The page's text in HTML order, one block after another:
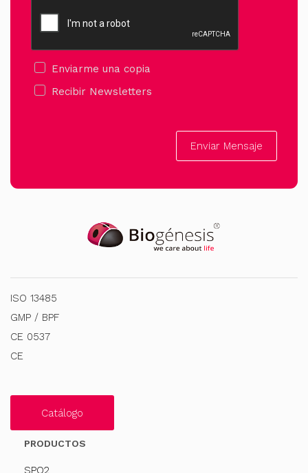
Enviarme una copia
Recibir Newsletters
Enviar Mensaje
ISO 13485
GMP / BPF
CE 0537
CE
Catálogo
PRODUCTOS